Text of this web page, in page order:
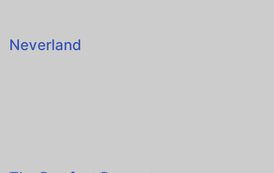
Neverland